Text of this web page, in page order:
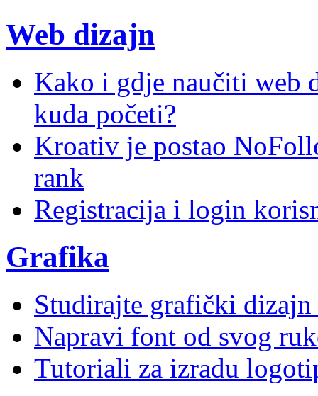
Web dizajn
Kako i gdje naučiti web
kuda početi?
Kroativ je postao
rank
Registracija i login
Grafika
Studirajte grafički dizajn
Napravi font od svog
Tutoriali za izradu